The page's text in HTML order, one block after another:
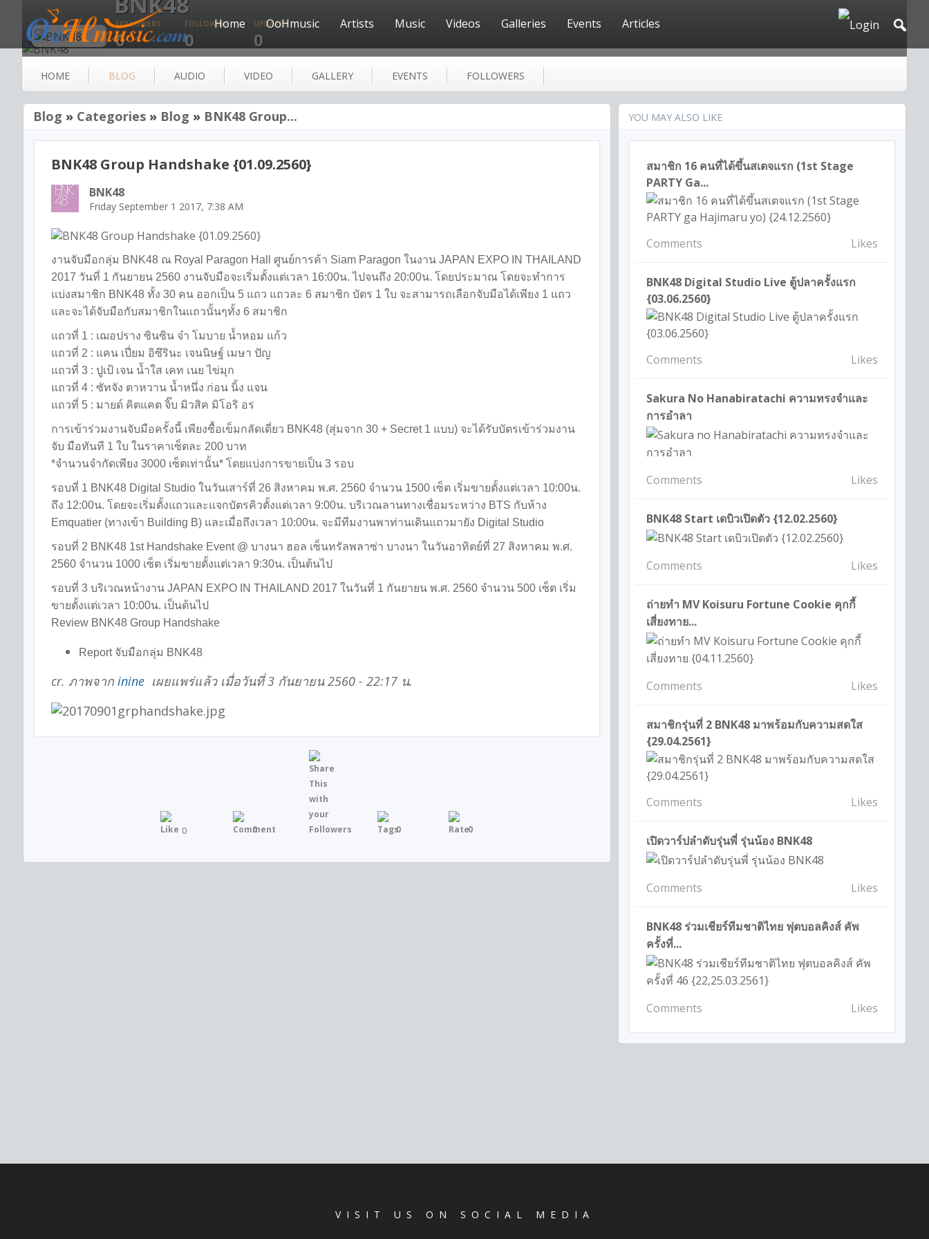
Home OoHmusic Artists Music Videos Galleries Events Articles
FOLLOWERS
0
FOLLOWING
0
UPDATES
0
HOME BLOG AUDIO VIDEO GALLERY EVENTS FOLLOWERS
Blog » Categories » Blog » BNK48 Group...
BNK48 Group Handshake {01.09.2560}
BNK48
Friday September 1 2017, 7:38 AM
งานจับมือกลุ่ม BNK48 ณ Royal Paragon Hall ศูนย์การค้า Siam Paragon ในงาน JAPAN EXPO IN THAILAND
2017 วันที่ 1 กันยายน 2560 งานจับมือจะเริ่มตั้งแต่เวลา 16:00น. ไปจนถึง 20:00น. โดยประมาณ โดยจะทำการ
แบ่งสมาชิก BNK48 ทั้ง 30 คน ออกเป็น 5 แถว แถวละ 6 สมาชิก บัตร 1 ใบ จะสามารถเลือกจับมือได้เพียง 1 แถว
และจะได้จับมือกับสมาชิกในแถวนั้นๆทั้ง 6 สมาชิก
แถวที่ 1 : เฌอปราง ซินซิน จ๋า โมบาย น้ำหอม แก้ว
แถวที่ 2 : แคน เปี่ยม อิซึรินะ เจนนิษฐ์ เมษา ปัญ
แถวที่ 3 : ปูเป้ เจน น้ำใส เคท เนย ไข่มุก
แถวที่ 4 : ซัทจัง ตาหวาน น้ำหนึ่ง ก่อน นิ้ง แจน
แถวที่ 5 : มายด์ คิตแคต จิ๊บ มิวสิค มิโอริ อร
การเข้าร่วมงานจับมือครั้งนี้ เพียงซื้อเข็มกลัดเดี่ยว BNK48 (สุ่มจาก 30 + Secret 1 แบบ) จะได้รับบัตรเข้าร่วมงาน
จับ มือทันที 1 ใบ ในราคาเซ็ตละ 200 บาท
*จำนวนจำกัดเพียง 3000 เซ็ตเท่านั้น* โดยแบ่งการขายเป็น 3 รอบ
รอบที่ 1 BNK48 Digital Studio ในวันเสาร์ที่ 26 สิงหาคม พ.ศ. 2560 จำนวน 1500 เซ็ต เริ่มขายตั้งแต่เวลา 10:00น.
ถึง 12:00น. โดยจะเริ่มตั้งแถวและแจกบัตรคิวตั้งแต่เวลา 9:00น. บริเวณลานทางเชื่อมระหว่าง BTS กับห้าง
Emquatier (ทางเข้า Building B) และเมื่อถึงเวลา 10:00น. จะมีทีมงานพาท่านเดินแถวมายัง Digital Studio
รอบที่ 2 BNK48 1st Handshake Event @ บางนา ฮอล เซ็นทรัลพลาซ่า บางนา ในวันอาทิตย์ที่ 27 สิงหาคม พ.ศ.
2560 จำนวน 1000 เซ็ต เริ่มขายตั้งแต่เวลา 9:30น. เป็นต้นไป
รอบที่ 3 บริเวณหน้างาน JAPAN EXPO IN THAILAND 2017 ในวันที่ 1 กันยายน พ.ศ. 2560 จำนวน 500 เซ็ต เริ่ม
ขายตั้งแต่เวลา 10:00น. เป็นต้นไป
Review BNK48 Group Handshake
Report จับมือกลุ่ม BNK48
cr. ภาพจาก inine เผยแพร่แล้ว เมื่อวันที่ 3 กันยายน 2560 - 22:17 น.
0 0 0 0
YOU MAY ALSO LIKE
สมาชิก 16 คนที่ได้ขึ้นสเตจแรก (1st Stage
PARTY Ga...
Comments Likes
BNK48 Digital Studio Live ตู้ปลาครั้งแรก
{03.06.2560}
Comments Likes
Sakura No Hanabiratachi ความทรงจำและ
การอำลา
Comments Likes
BNK48 Start เดบิวเปิดตัว {12.02.2560}
Comments Likes
ถ่ายทำ MV Koisuru Fortune Cookie คุกกี้
เสี่ยงทาย...
Comments Likes
สมาชิกรุ่นที่ 2 BNK48 มาพร้อมกับความสดใส
{29.04.2561}
Comments Likes
เปิดวาร์ปลำดับรุ่นพี่ รุ่นน้อง BNK48
Comments Likes
BNK48 ร่วมเชียร์ทีมชาติไทย ฟุตบอลคิงส์ คัพ
ครั้งที่...
Comments Likes
VISIT US ON SOCIAL MEDIA